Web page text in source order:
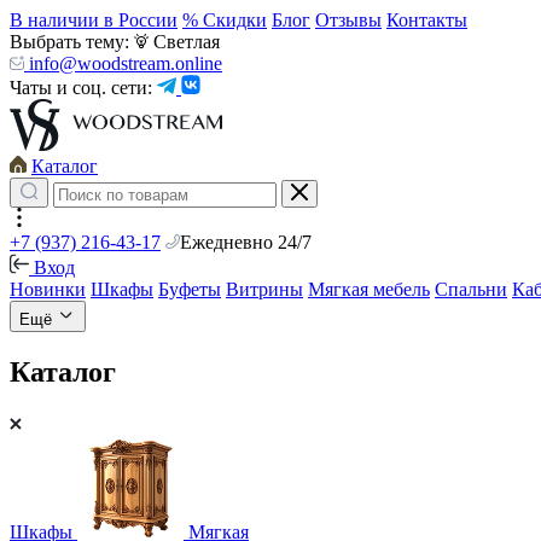
В наличии в России % Скидки Блог Отзывы Контакты
Выбрать тему:
Светлая
info@woodstream.online
Чаты и соц. сети:
Каталог
+7 (937) 216-43-17
Ежедневно 24/7
Вход
Новинки Шкафы Буфеты Витрины Мягкая мебель Спальни
Ещё
Каталог
Шкафы Мягкая